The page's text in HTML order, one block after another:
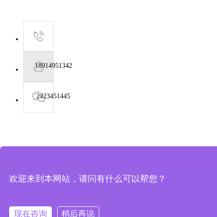
18914951342
2423451445
欢迎来到本网站，请问有什么可以帮您？
现在咨询 稍后再说